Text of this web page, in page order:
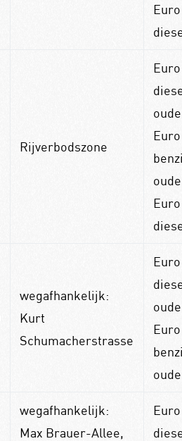
Rijverbodszone
wegafhankelijk:
Kurt
Schumacherstrasse
wegafhankelijk:
Max Brauer-Allee,